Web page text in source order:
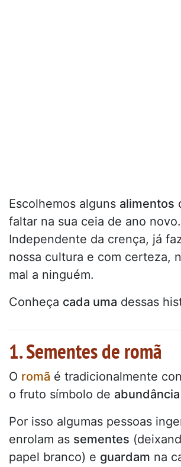
Escolhemos alguns alimentos
faltar na sua ceia de ano novo.
Independente da crença, já
nossa cultura e com certeza,
mal a ninguém.
Conheça cada uma dessas
1. Sementes de romã
O romã é tradicionalmente
o fruto símbolo de abundância
Por isso algumas pessoas
enrolam as sementes
papel branco) e guardam na